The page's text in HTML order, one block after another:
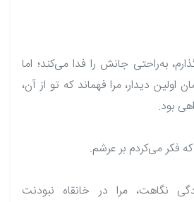
به‌راحتی جانش را فدا می‌کند؛ اما
دیدار، مرا فهماند که تو از آن،
بود.
فکر می‌کردم بر عرشم.
نگاهت، مرا در خانقاه نبودنت